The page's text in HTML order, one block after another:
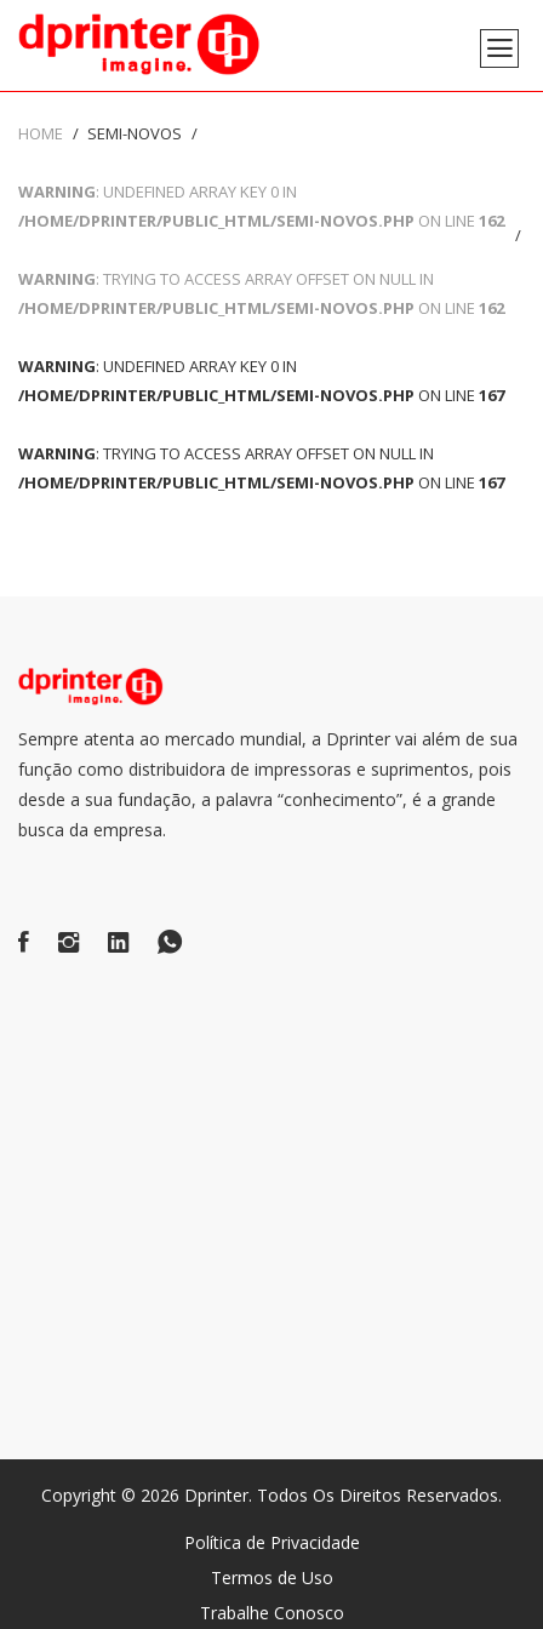
HOME SEMI-NOVOS
WARNING: UNDEFINED ARRAY KEY 0 IN
/HOME/DPRINTER/PUBLIC_HTML/SEMI-NOVOS.PHP ON LINE 162
WARNING: TRYING TO ACCESS ARRAY OFFSET ON NULL IN
/HOME/DPRINTER/PUBLIC_HTML/SEMI-NOVOS.PHP ON LINE 162
WARNING: UNDEFINED ARRAY KEY 0 IN
/HOME/DPRINTER/PUBLIC_HTML/SEMI-NOVOS.PHP ON LINE 167
WARNING: TRYING TO ACCESS ARRAY OFFSET ON NULL IN
/HOME/DPRINTER/PUBLIC_HTML/SEMI-NOVOS.PHP ON LINE 167
Sempre atenta ao mercado mundial, a Dprinter vai além de sua
função como distribuidora de impressoras e suprimentos, pois
desde a sua fundação, a palavra “conhecimento”, é a grande
busca da empresa.
Copyright © 2026 Dprinter. Todos Os Direitos Reservados.
Política de Privacidade
Termos de Uso
Trabalhe Conosco